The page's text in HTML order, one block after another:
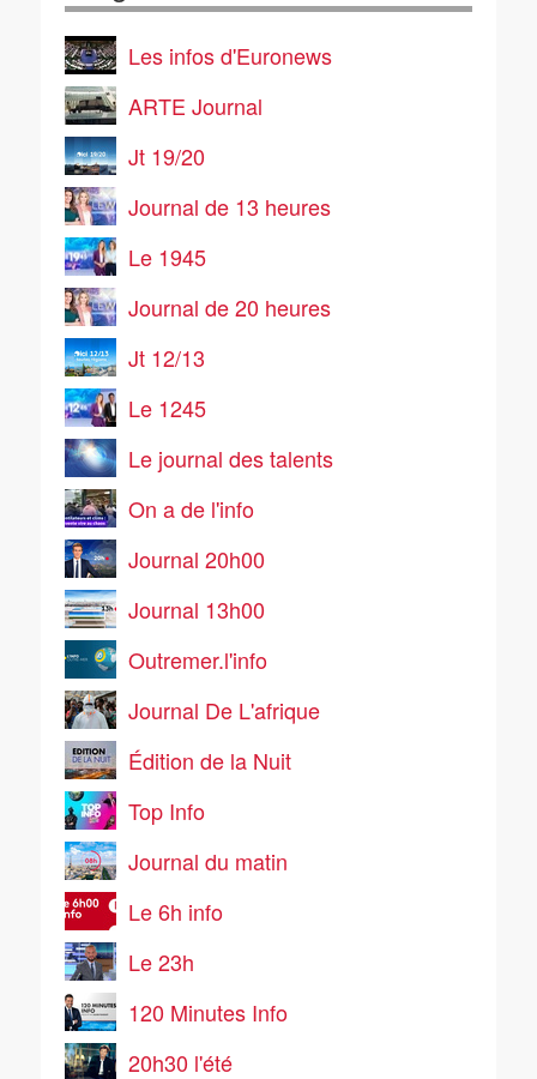
Les infos d'Euronews
ARTE Journal
Jt 19/20
Journal de 13 heures
Le 1945
Journal de 20 heures
Jt 12/13
Le 1245
Le journal des talents
On a de l'info
Journal 20h00
Journal 13h00
Outremer.l'info
Journal De L'afrique
Édition de la Nuit
Top Info
Journal du matin
Le 6h info
Le 23h
120 Minutes Info
20h30 l'été